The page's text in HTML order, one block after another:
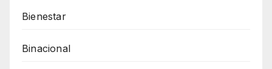
Bienestar
Binacional